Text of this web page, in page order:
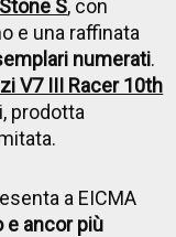
S, con
e una raffinata
numerati.
V7 III Racer 10th
prodotta
a EICMA
e ancor più